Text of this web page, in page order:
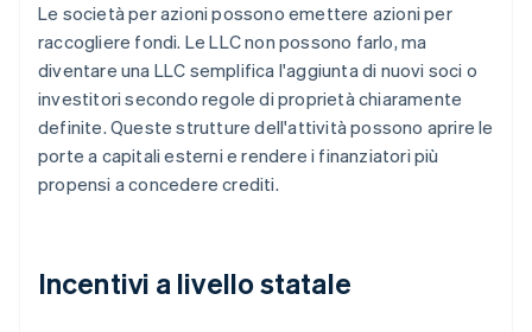
Le società per azioni possono emettere azioni per
raccogliere fondi. Le LLC non possono farlo, ma
diventare una LLC semplifica l'aggiunta di nuovi soci o
investitori secondo regole di proprietà chiaramente
definite. Queste strutture dell'attività possono aprire le
porte a capitali esterni e rendere i finanziatori più
propensi a concedere crediti.
Incentivi a livello statale